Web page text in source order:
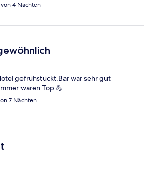
4 Nächten
gefrühstückt.Bar war sehr gut
waren Top 💪
7 Nächten